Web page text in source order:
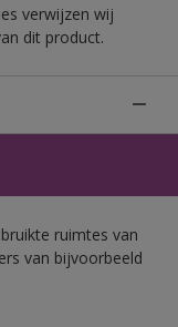
verwijzen wij
dit product.
ruimtes van
van bijvoorbeeld